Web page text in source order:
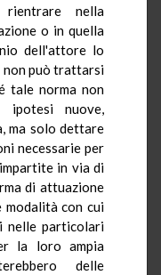
nella
o in quella
dell'attore lo
non può trattarsi
tale norma non
ipotesi nuove,
ma solo dettare
necessarie per
in via di
di attuazione
modalità con cui
nelle particolari
la loro ampia
delle